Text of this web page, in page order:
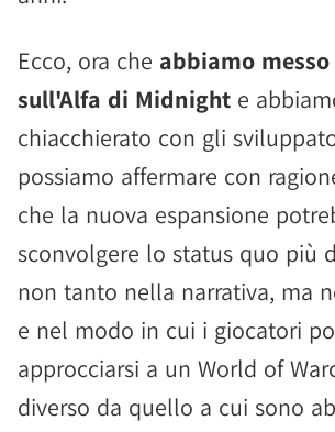
Ecco, ora che abbiamo
sull'Alfa di Midnight e
chiacchierato con gli
possiamo affermare con
che la nuova espansione
sconvolgere lo status quo più
non tanto nella narrativa, ma
e nel modo in cui i giocatori
approcciarsi a un World of
diverso da quello a cui sono